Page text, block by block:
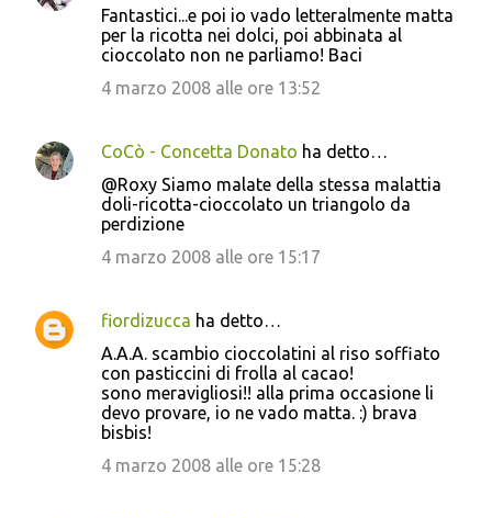
Fantastici...e poi io vado letteralmente matta
per la ricotta nei dolci, poi abbinata al
cioccolato non ne parliamo! Baci
4 marzo 2008 alle ore 13:52
CoCò - Concetta Donato ha detto…
@Roxy Siamo malate della stessa malattia
doli-ricotta-cioccolato un triangolo da
perdizione
4 marzo 2008 alle ore 15:17
fiordizucca ha detto…
A.A.A. scambio cioccolatini al riso soffiato
con pasticcini di frolla al cacao!
sono meravigliosi!! alla prima occasione li
devo provare, io ne vado matta. :) brava
bisbis!
4 marzo 2008 alle ore 15:28